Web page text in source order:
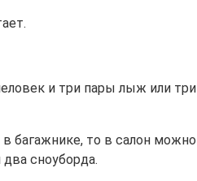
и три пары лыж или три
багажнике, то в салон можно
сноуборда.